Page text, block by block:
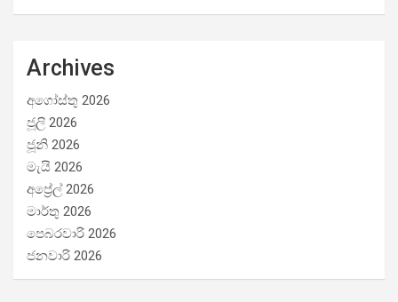
Archives
අගෝස්තු 2026
ජූලි 2026
ජූනි 2026
මැයි 2026
අප්‍රේල් 2026
මාර්තු 2026
පෙබරවාරි 2026
ජනවාරි 2026